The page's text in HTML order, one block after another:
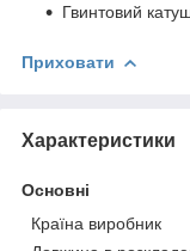
Гвинтовий
Приховати
Характеристики
Основні
Країна виробник